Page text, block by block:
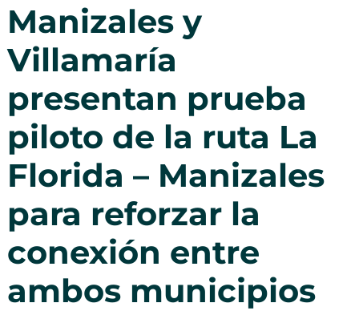
Manizales y
Villamaría
presentan prueba
piloto de la ruta La
Florida – Manizales
para reforzar la
conexión entre
ambos municipios